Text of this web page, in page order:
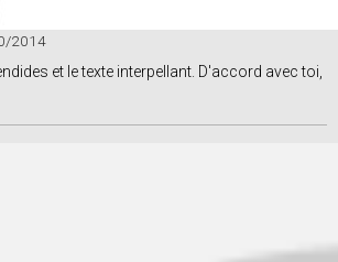
2014
et le texte interpellant. D'accord avec toi,